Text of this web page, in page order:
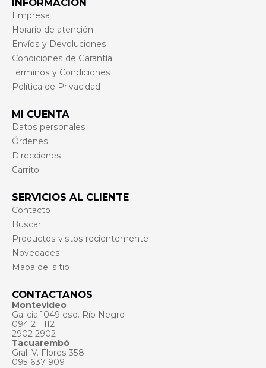
Empresa
Horario de atención
Envíos y Devoluciones
Condiciones de Garantía
Términos y Condiciones
Política de Privacidad
MI CUENTA
Datos personales
Órdenes
Direcciones
Carrito
SERVICIOS AL CLIENTE
Contacto
Buscar
Productos vistos recientemente
Novedades
Mapa del sitio
CONTACTANOS
Montevideo
Galicia 1049 esq. Río Negro
094 211 112
2902 2902
Tacuarembó
Gral. V. Flores 358
095 637 909